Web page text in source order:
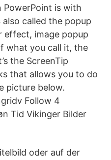
is with
called the popup
effect, image popup
what you call it, the
the ScreenTip
that allows you to do
picture below.
Follow 4
Tid Vikinger Bilder
oder auf der